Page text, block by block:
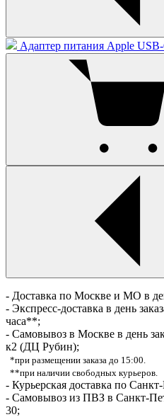
Адаптер питания Apple
- Доставка по Москве и МО в
- Экспресс-доставка в день
часа**;
- Самовывоз в Москве в день
к2 (ДЦ Рубин);
*при размещении заказа до 15:00.
**при наличии свободных курьеров.
- Курьерская доставка по
- Самовывоз из ПВЗ в Санкт-
30;